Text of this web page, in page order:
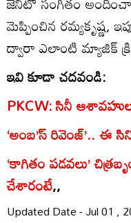
మెప్పించిన రమ్యకృష్ణ,
ద్వారా ఎలాంటి మ్యాజిక్
ఇవి కూడా చదవండి:
PKCW: సినీ
‘అంబ’స్ రివెంజ్’..
‘కాగితం పడవలు’
చేశారంటే,,
Updated Date - Jul 01 ,